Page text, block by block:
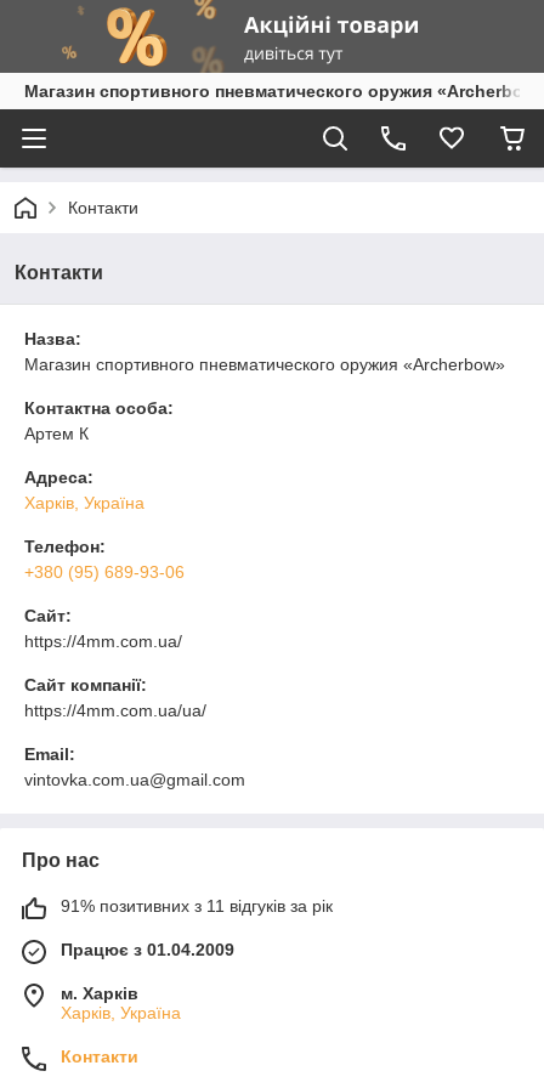
Магазин спортивного пневматического оружия
Контакти
Контакти
Назва:
Магазин спортивного пневматического оружия «Archerbow»
Контактна особа:
Артем К
Адреса:
Харків, Україна
Телефон:
+380 (95) 689-93-06
Сайт:
https://4mm.com.ua/
Сайт компанії:
https://4mm.com.ua/ua/
Email:
vintovka.com.ua@gmail.com
Про нас
91% позитивних з 11 відгуків за рік
Працює з 01.04.2009
м. Харків
Харків, Україна
Контакти